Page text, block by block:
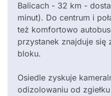
Balicach - 32 km -
minut). Do centrum i
też komfortowo
przystanek znajduje się
bloku.
Osiedle zyskuje
odizolowaniu od